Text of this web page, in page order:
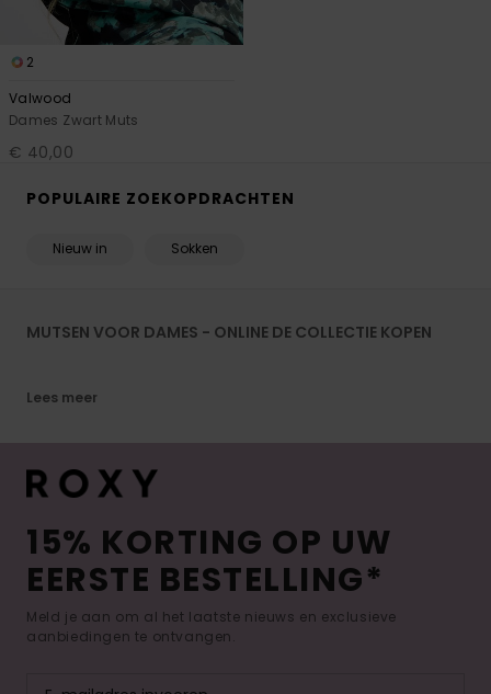
2
Valwood
Dames Zwart Muts
€ 40,00
POPULAIRE ZOEKOPDRACHTEN
Nieuw in Sokken
MUTSEN VOOR DAMES - ONLINE DE COLLECTIE KOPEN
Lees meer
15% KORTING OP UW
EERSTE BESTELLING*
Meld je aan om al het laatste nieuws en exclusieve
aanbiedingen te ontvangen.